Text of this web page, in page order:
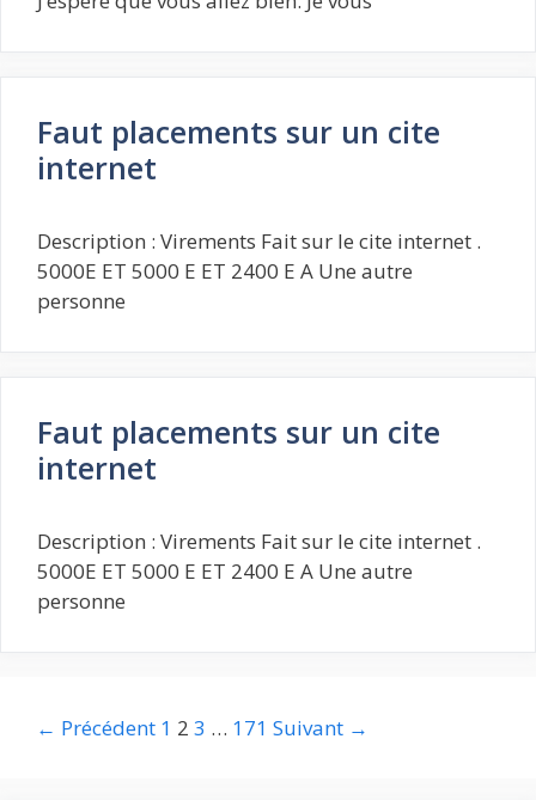
Faut placements sur un cite
internet
Description : Virements Fait sur le cite internet .
5000E ET 5000 E ET 2400 E A Une autre
personne
Faut placements sur un cite
internet
Description : Virements Fait sur le cite internet .
5000E ET 5000 E ET 2400 E A Une autre
personne
Navigation
← Précédent 1 2 3 … 171 Suivant →